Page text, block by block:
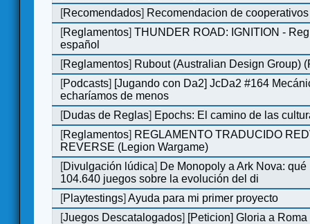
[Recomendados] Recomendacion de
[Reglamentos]THUNDER ROAD: IGNITION -
español
[Reglamentos] Rubout (Australian Design Group)
[Podcasts] [Jugando con Da2] JcDa2 #164
echaríamos de menos
[Dudas de Reglas] Epochs: El camino de las
[Reglamentos] REGLAMENTO TRADUCIDO
REVERSE (Legion Wargame)
[Divulgación lúdica] De Monopoly a Ark Nova:
104.640 juegos sobre la evolución del di
[Playtestings]Ayuda para mi primer proyecto
[Juegos Descatalogados] [Peticion] Gloria a Roma